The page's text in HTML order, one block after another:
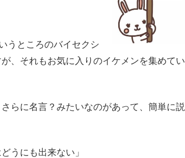
うところのバイセクシ
、それもお気に入りのイケメンを集めてい
らに名言？みたいなのがあって、簡単に説
うにも出来ない」